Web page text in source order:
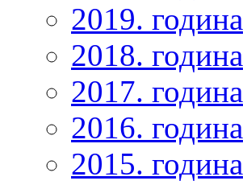
2019. година
2018. година
2017. година
2016. година
2015. година